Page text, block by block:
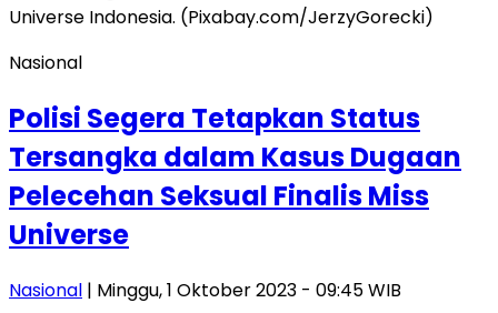
Nasional
Polisi Segera Tetapkan Status
Tersangka dalam Kasus Dugaan
Pelecehan Seksual Finalis Miss
Universe
Nasional | Minggu, 1 Oktober 2023 - 09:45 WIB